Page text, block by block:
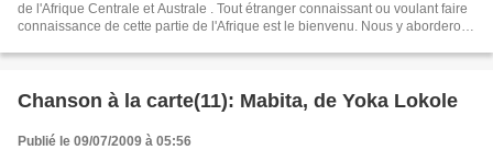
de l'Afrique Centrale et Australe . Tout étranger connaissant ou voulant faire
connaissance de cette partie de l'Afrique est le bienvenu. Nous y aborderons
interlocuteurs . Notre devise:réduire la distance qui nous sépare du
musique dans toute sa diversité
Chanson à la carte(11): Mabita, de Yoka Lokole
Publié le 09/07/2009 à 05:56